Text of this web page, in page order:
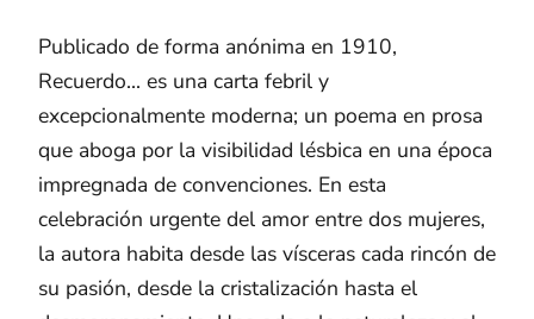
Publicado de forma anónima en 1910,
Recuerdo... es una carta febril y
excepcionalmente moderna; un poema en prosa
que aboga por la visibilidad lésbica en una época
impregnada de convenciones. En esta
celebración urgente del amor entre dos mujeres,
la autora habita desde las vísceras cada rincón de
su pasión, desde la cristalización hasta el